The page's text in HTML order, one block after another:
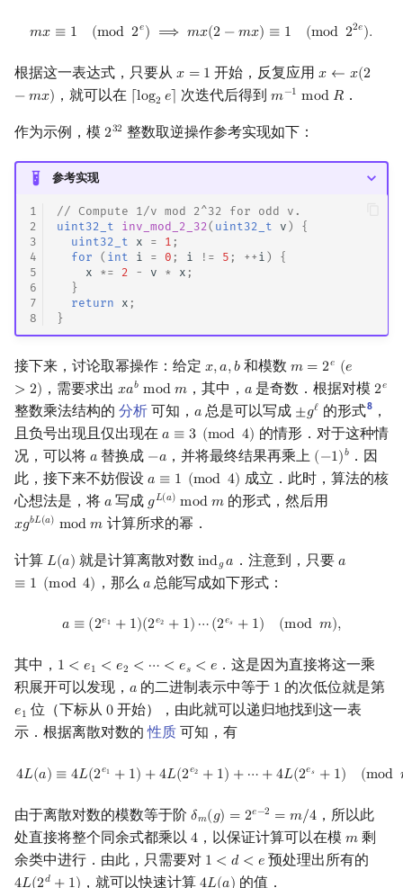
𝑚𝑥 ≡ 1 (mod 2𝑒) ⟹ 𝑚𝑥(2 −𝑚𝑥) ≡ 1 (mod 22𝑒).
x≡1(mod2 e)⟹ mx(2− m x)≡1( mod 2e).
根据这一表达式，只要从 𝑥 = 1
x=1 开始，反复应用𝑥 ← 𝑥(2
−𝑚𝑥)
x←x (2−m
，就可以在 ⌈log2 𝑒⌉
log2 e 次迭代后得到𝑚−1 mod𝑅
m−1 modR ．
作为示例，模 232
232 整数取逆操作参考实现如下：
参考实现
1
2
3
4
5
6
7
8
// Compute 1/v mod 2^32 for odd v.
uint32_t
inv_mod_2_32( uint32_t v )
{
uint32_t
x = 1 ;
for
( int i = 0 ; i != 5 ; ++ i )
{
x
*= 2 - v * x ;
}
return
x ;
}
接下来，讨论取幂操作：给定 𝑥,𝑎,𝑏
x,a,b和模数 𝑚 = 2𝑒 (𝑒
> 2)
m=2e (e>2
，需要求出𝑥𝑎𝑏 mod𝑚
xab mod m，其中， 𝑎
a 是奇数．根据对模 2𝑒
2e
整数乘法结构的 分析 可知， 𝑎
a 总是可以写成 ±𝑔ℓ
±gℓ 的形式8，
且负号出现且仅出现在 𝑎 ≡ 3 (mod 4)
a ≡3 (mod4)
的情形．对于这种情
况，可以将 𝑎
a 替换成 −𝑎
−a ，并将最终结果再乘上 (−1)𝑏
(−1)b
．因
此，接下来不妨假设 𝑎 ≡ 1 (mod 4)
a ≡1 mod4)
成立．此时，算法的核
心想法是，将 𝑎
a 写成 𝑔𝐿(𝑎) mod𝑚
gL(a) mod m的形式，然后用
𝑥𝑔𝑏𝐿(𝑎) mod𝑚
xgbL(a )modm 计算所求的幂．
计算 𝐿(𝑎)
L(a) 就是计算离散对数 ind𝑔 𝑎
indga ．注意到，只要 𝑎
≡ 1 (mod 4)
a
，那么 𝑎
a 总能写成如下形式：
𝑎 ≡ (2𝑒1 + 1)(2𝑒2 + 1) ⋯(2𝑒𝑠 + 1) (mod 𝑚),
a≡ 2e 1 +1)(2 e2 +1) ⋯ (2es +1 )( modm),
其中， 1 < 𝑒1 < 𝑒2 < ⋯ < 𝑒𝑠 < 𝑒
1 <e 1<e 2< ⋯ <e s<e
．这是因为直接将这一乘
积展开可以发现， 𝑎
a 的二进制表示中等于 1
1 的次低位就是第
𝑒1
e1 位（下标从0
0 开始），由此就可以递归地找到这一表
示．根据离散对数的性质 可知，有
4𝐿(𝑎) ≡ 4𝐿(2𝑒1 + 1) +4𝐿(2𝑒2 + 1) + ⋯ +4𝐿(2𝑒𝑠 + 1) (mod
4 L( a) ≡4L(2e1 + 1 )+4L (2e2+ 1)+⋯+4L( 2e s +1)(mod m
由于离散对数的模数等于阶 𝛿𝑚(𝑔) = 2𝑒−2 = 𝑚/4
δm(g) =2 e−2= m/ 4
，所以此
处直接将整个同余式都乘以 4
4 ，以保证计算可以在模 𝑚
m 剩
余类中进行．由此，只需要对 1 < 𝑑 < 𝑒
1 <d <e 预处理出所有的
𝑑 ，就可以快速计算 的值．